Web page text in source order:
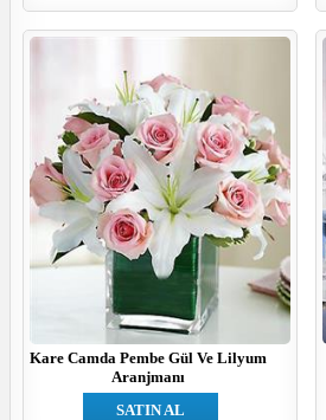
Kare Camda Pembe Gül Ve Lilyum
Aranjmanı
SATIN AL